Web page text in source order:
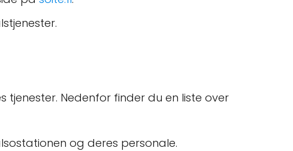
Nedenfor finder du en liste over
og deres personale.